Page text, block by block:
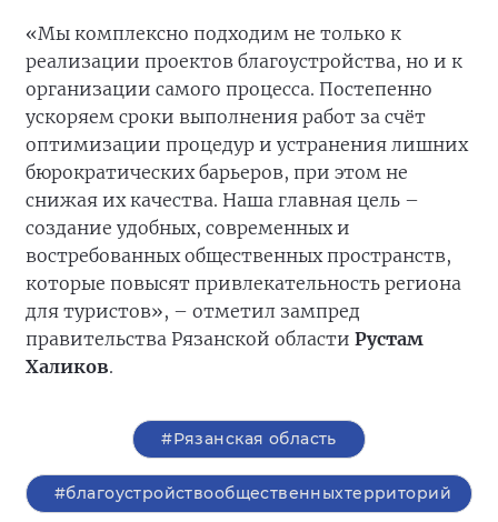
«Мы комплексно подходим не только к
реализации проектов благоустройства, но и к
организации самого процесса. Постепенно
ускоряем сроки выполнения работ за счёт
оптимизации процедур и устранения лишних
бюрократических барьеров, при этом не
снижая их качества. Наша главная цель –
создание удобных, современных и
востребованных общественных пространств,
которые повысят привлекательность региона
для туристов», – отметил зампред
правительства Рязанской области Рустам
Халиков.
#Рязанская область
#благоустройствообщественныхтерриторий